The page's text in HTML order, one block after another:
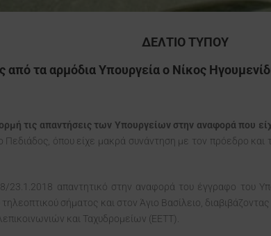
ΔΕΛΤΙΟ ΤΥΠΟΥ
από τα αρμόδια Υπουργεία ο Νίκος
τις απαντήσεις των Υπουργείων στην αναφορά που
Πεδιάδος, όπου είχε μακρά συνάντηση με τον πρόεδρο
απαντητικό στην αναφορά του έγγραφο του
σήματος και στον Άγιο Βασίλειο,
και Ταχυδρομείων (ΕΕΤΤ).